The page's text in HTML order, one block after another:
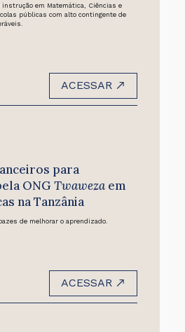
em Matemática, Ciências e
públicas com alto contingente de
ACESSAR
para
ONGTwawezaem
na Tanzânia
de melhorar o aprendizado.
ACESSAR